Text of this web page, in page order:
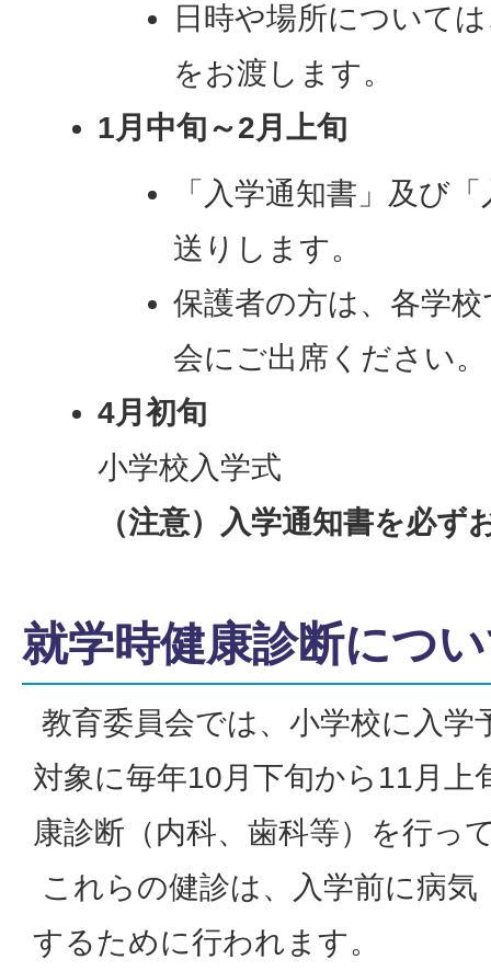
日時や場所について
をお渡します。
1月中旬～2月上旬
「入学通知書」及び
送りします。
保護者の方は、各学
会にご出席ください。
4月初旬
小学校入学式
（注意）入学通知書を必ず
就学時健康診断につ
教育委員会では、小学校に入学
対象に毎年10月下旬から11月上
康診断（内科、歯科等）を行っ
これらの健診は、入学前に病
するために行われます。